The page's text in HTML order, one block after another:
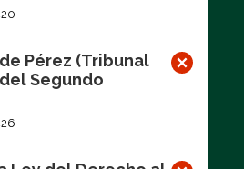
Pérez (Tribunal
Segundo